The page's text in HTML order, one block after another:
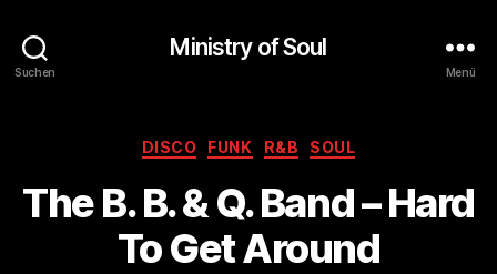
Suchen
Ministry of Soul
Menü
Kategorien
DISCO FUNK R&B SOUL
The B. B. & Q. Band – Hard
To Get Around